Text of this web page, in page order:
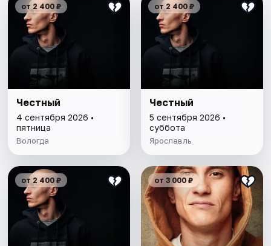
от 2 400 ₽
Честный
4 сентября 2026 •
пятница
Вологда
от 2 400 ₽
Честный
5 сентября 2026 •
суббота
Ярославль
от 2 400 ₽ от 3 000 ₽